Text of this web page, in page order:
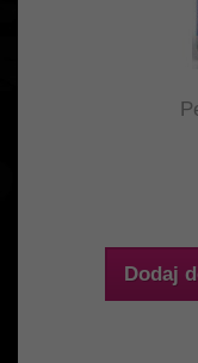
Dodaj